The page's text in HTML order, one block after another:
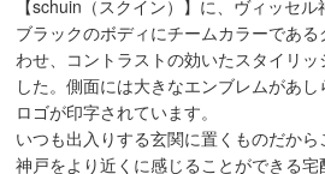
【schuin（スクイン）】に、ヴィッセル
ブラックのボディにチームカラーであ
わせ、コントラストの効いたスタイリ
した。側面には大きなエンブレムがあ
ロゴが印字されています。
いつも出入りする玄関に置くものだか
神戸をより近くに感じることができる